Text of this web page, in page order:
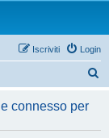
Login
Iscriviti
c
connesso per